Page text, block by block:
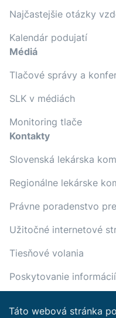
Najčastejšie otázky
Kalendár podujatí
Médiá
Tlačové správy a
SLK v médiách
Monitoring tlače
Kontakty
Slovenská lekárska
Regionálne lekárske
Právne poradenstvo
Užitočné internetové
Tiesňové volania
Poskytovanie informácií
Táto webová stránka